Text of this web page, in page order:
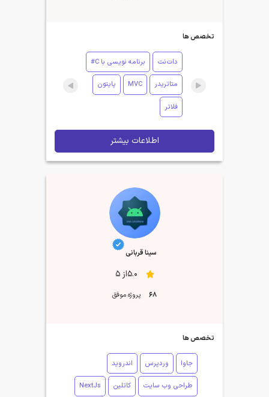
تخصص ها
دات‌نت برنامه نویسی با C#
متاتریدر MVC پایتون
فلاتر
اطلاعات بیشتر
سینا قربانی
5.0از 5
68 پروژه موفق
تخصص ها
جاوا وردپرس اندروید
طراحی وب سایت کاتلین NextJs